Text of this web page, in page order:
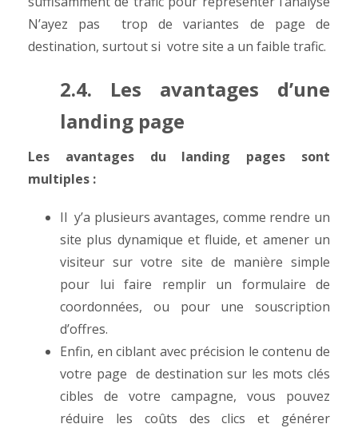
N’ayez pas trop de variantes de page de
destination, surtout si votre site a un faible trafic.
2.4. Les avantages d’une
landing page
Les avantages du landing pages sont
multiples :
Il y’a plusieurs avantages, comme rendre un
site plus dynamique et fluide, et amener un
visiteur sur votre site de manière simple
pour lui faire remplir un formulaire de
coordonnées, ou pour une souscription
d’offres.
Enfin, en ciblant avec précision le contenu de
votre page de destination sur les mots clés
cibles de votre campagne, vous pouvez
réduire les coûts des clics et générer